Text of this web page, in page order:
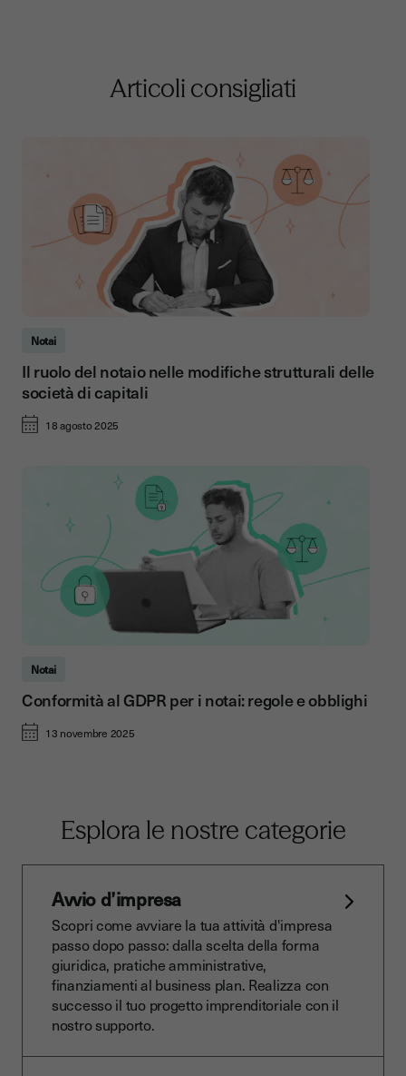
Articoli consigliati
Notai
Il ruolo del notaio nelle modifiche strutturali delle
società di capitali
18 agosto 2025
Notai
Conformità al GDPR per i notai: regole e obblighi
13 novembre 2025
Esplora le nostre categorie
Avvio d’impresa
Scopri come avviare la tua attività d'impresa
passo dopo passo: dalla scelta della forma
giuridica, pratiche amministrative,
finanziamenti al business plan. Realizza con
successo il tuo progetto imprenditoriale con il
nostro supporto.